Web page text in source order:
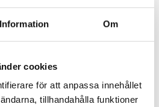
Information Om
cookies
för att anpassa innehållet
tillhandahålla funktioner
skolbibliotekarien till
Läs mer